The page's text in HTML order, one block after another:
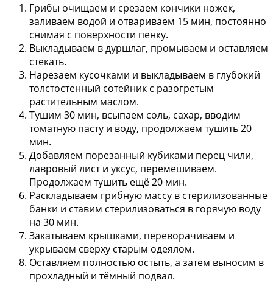
Грибы очищаем и срезаем кончики ножек,
заливаем водой и отвариваем 15 мин, постоянно
снимая с поверхности пенку.
Выкладываем в дуршлаг, промываем и оставляем
стекать.
Нарезаем кусочками и выкладываем в глубокий
толстостенный сотейник с разогретым
растительным маслом.
Тушим 30 мин, всыпаем соль, сахар, вводим
томатную пасту и воду, продолжаем тушить 20
мин.
Добавляем порезанный кубиками перец чили,
лавровый лист и уксус, перемешиваем.
Продолжаем тушить ещё 20 мин.
Раскладываем грибную массу в стерилизованные
банки и ставим стерилизоваться в горячую воду
на 30 мин.
Закатываем крышками, переворачиваем и
укрываем сверху старым одеялом.
Оставляем полностью остыть, а затем выносим в
прохладный и тёмный подвал.